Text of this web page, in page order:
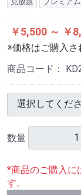
￥5,500 ～ ￥
※価格はご購入さ
商品コード：
数量
*商品のご購入に
す。